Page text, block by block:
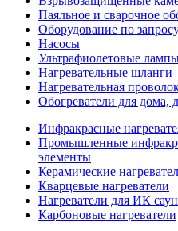
Паяльное и сварочное
Оборудование по
Насосы
Ультрафиолетовые
Нагревательные шланги
Нагревательная
Обогреватели для дома,
Инфракрасные
Промышленные
элементы
Керамические
Кварцевые нагреватели
Нагреватели для ИК
Карбоновые нагреватели